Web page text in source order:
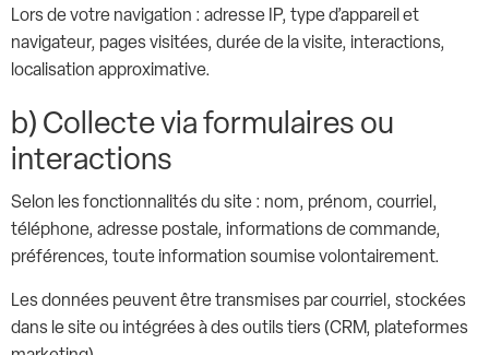
Lors de votre navigation : adresse IP, type d’appareil et
navigateur, pages visitées, durée de la visite, interactions,
localisation approximative.
b) Collecte via formulaires ou
interactions
Selon les fonctionnalités du site : nom, prénom, courriel,
téléphone, adresse postale, informations de commande,
préférences, toute information soumise volontairement.
Les données peuvent être transmises par courriel, stockées
dans le site ou intégrées à des outils tiers (CRM, plateformes